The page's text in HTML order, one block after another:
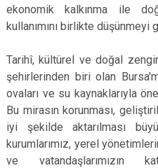
ekonomik kalkınma ile
kullanımını birlikte
Tarihî, kültürel ve doğal
şehirlerinden biri olan
ovaları ve su kaynaklarıyla
Bu mirasın korunması,
iyi şekilde aktarılması
kurumlarımız, yerel
ve vatandaşlarımızın